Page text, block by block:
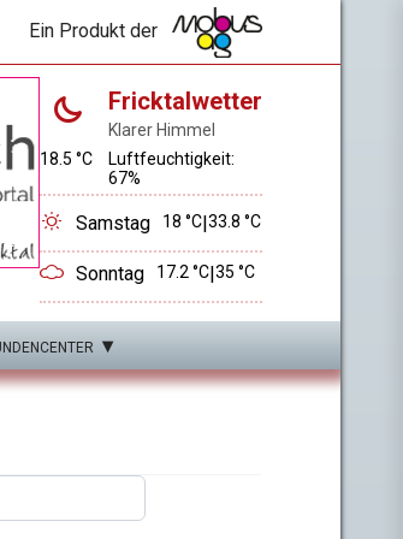
Ein Produkt der
Fricktalwetter
Klarer Himmel
18.5 °C
Luftfeuchtigkeit:
67%
Samstag 18 °C|33.8 °C
Sonntag 17.2 °C|35 °C